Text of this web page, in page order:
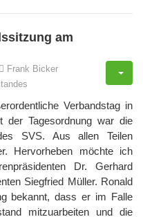
am
Frank Bicker
Verbandstag in
der Tagesordnung war die
SVS. Aus allen Teilen
Hervorheben möchte ich
Dr. Gerhard
Siegfried Müller. Ronald
bekannt, dass er im Falle
mitzuarbeiten und die